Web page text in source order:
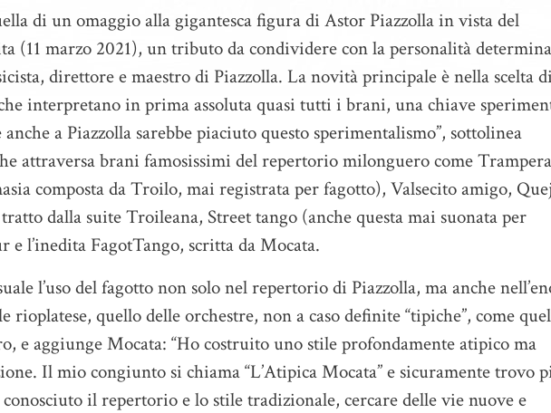
di un omaggio alla gigantesca figura di Astor Piazzolla in vista del
(11 marzo 2021), un tributo da condividere con la personalità
direttore e maestro di Piazzolla. La novità principale è nella scelta
interpretano in prima assoluta quasi tutti i brani, una chiave
anche a Piazzolla sarebbe piaciuto questo sperimentalismo”, sottolinea
attraversa brani famosissimi del repertorio milonguero come
composta da Troilo, mai registrata per fagotto), Valsecito amigo,
dalla suite Troileana, Street tango (anche questa mai suonata per
e l’inedita FagotTango, scritta da Mocata.
l’uso del fagotto non solo nel repertorio di Piazzolla, ma anche
quello delle orchestre, non a caso definite “tipiche”, come
e aggiunge Mocata: “Ho costruito uno stile profondamente atipico ma
Il mio congiunto si chiama “L’Atipica Mocata” e sicuramente trovo
il repertorio e lo stile tradizionale, cercare delle vie nuove e